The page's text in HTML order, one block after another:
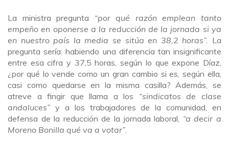
La ministra pregunta “por qué razón emplean tanto
empeño en oponerse a la reducción de la jornada si ya
en nuestro país la media se sitúa en 38,2 horas”. La
pregunta sería: habiendo una diferencia tan insignificante
entre esa cifra y 37,5 horas, según lo que expone Díaz,
¿por qué lo vende como un gran cambio si es, según ella,
casi como quedarse en la misma casilla? Además, se
atreve a fingir que llama a los “sindicatos de clase
andaluces” y a los trabajadores de la comunidad, en
defensa de la reducción de la jornada laboral, “a decir a
Moreno Bonilla qué va a votar”